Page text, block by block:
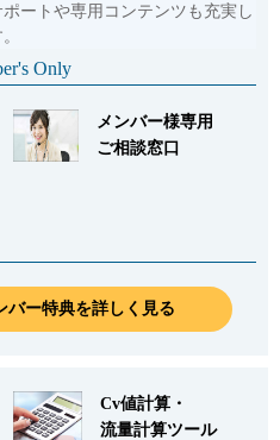
ートや専用コンテンツも充実し
Only
メンバー様専用
ご相談窓口
ー特典を詳しく見る
Cv値計算・
流量計算ツール